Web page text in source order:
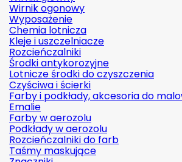
Wirnik ogonowy
Wyposażenie
Chemia lotnicza
Kleje i uszczelniacze
Rozcieńczalniki
Środki antykorozyjne
Lotnicze środki do czyszczenia
Czyściwa i ścierki
Farby i podkłady, akcesoria do
Emalie
Farby w aerozolu
Podkłady w aerozolu
Rozcieńczalniki do farb
Taśmy maskujące